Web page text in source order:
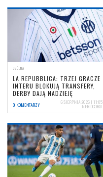
OGÓLNA
LA REPUBBLICA: TRZEJ GRACZE
INTERU BLOKUJĄ TRANSFERY,
DERBY DAJĄ NADZIEJĘ
0 KOMENTARZY 6 SIERPNIA 2026 | 11:05
NERIOCORSI